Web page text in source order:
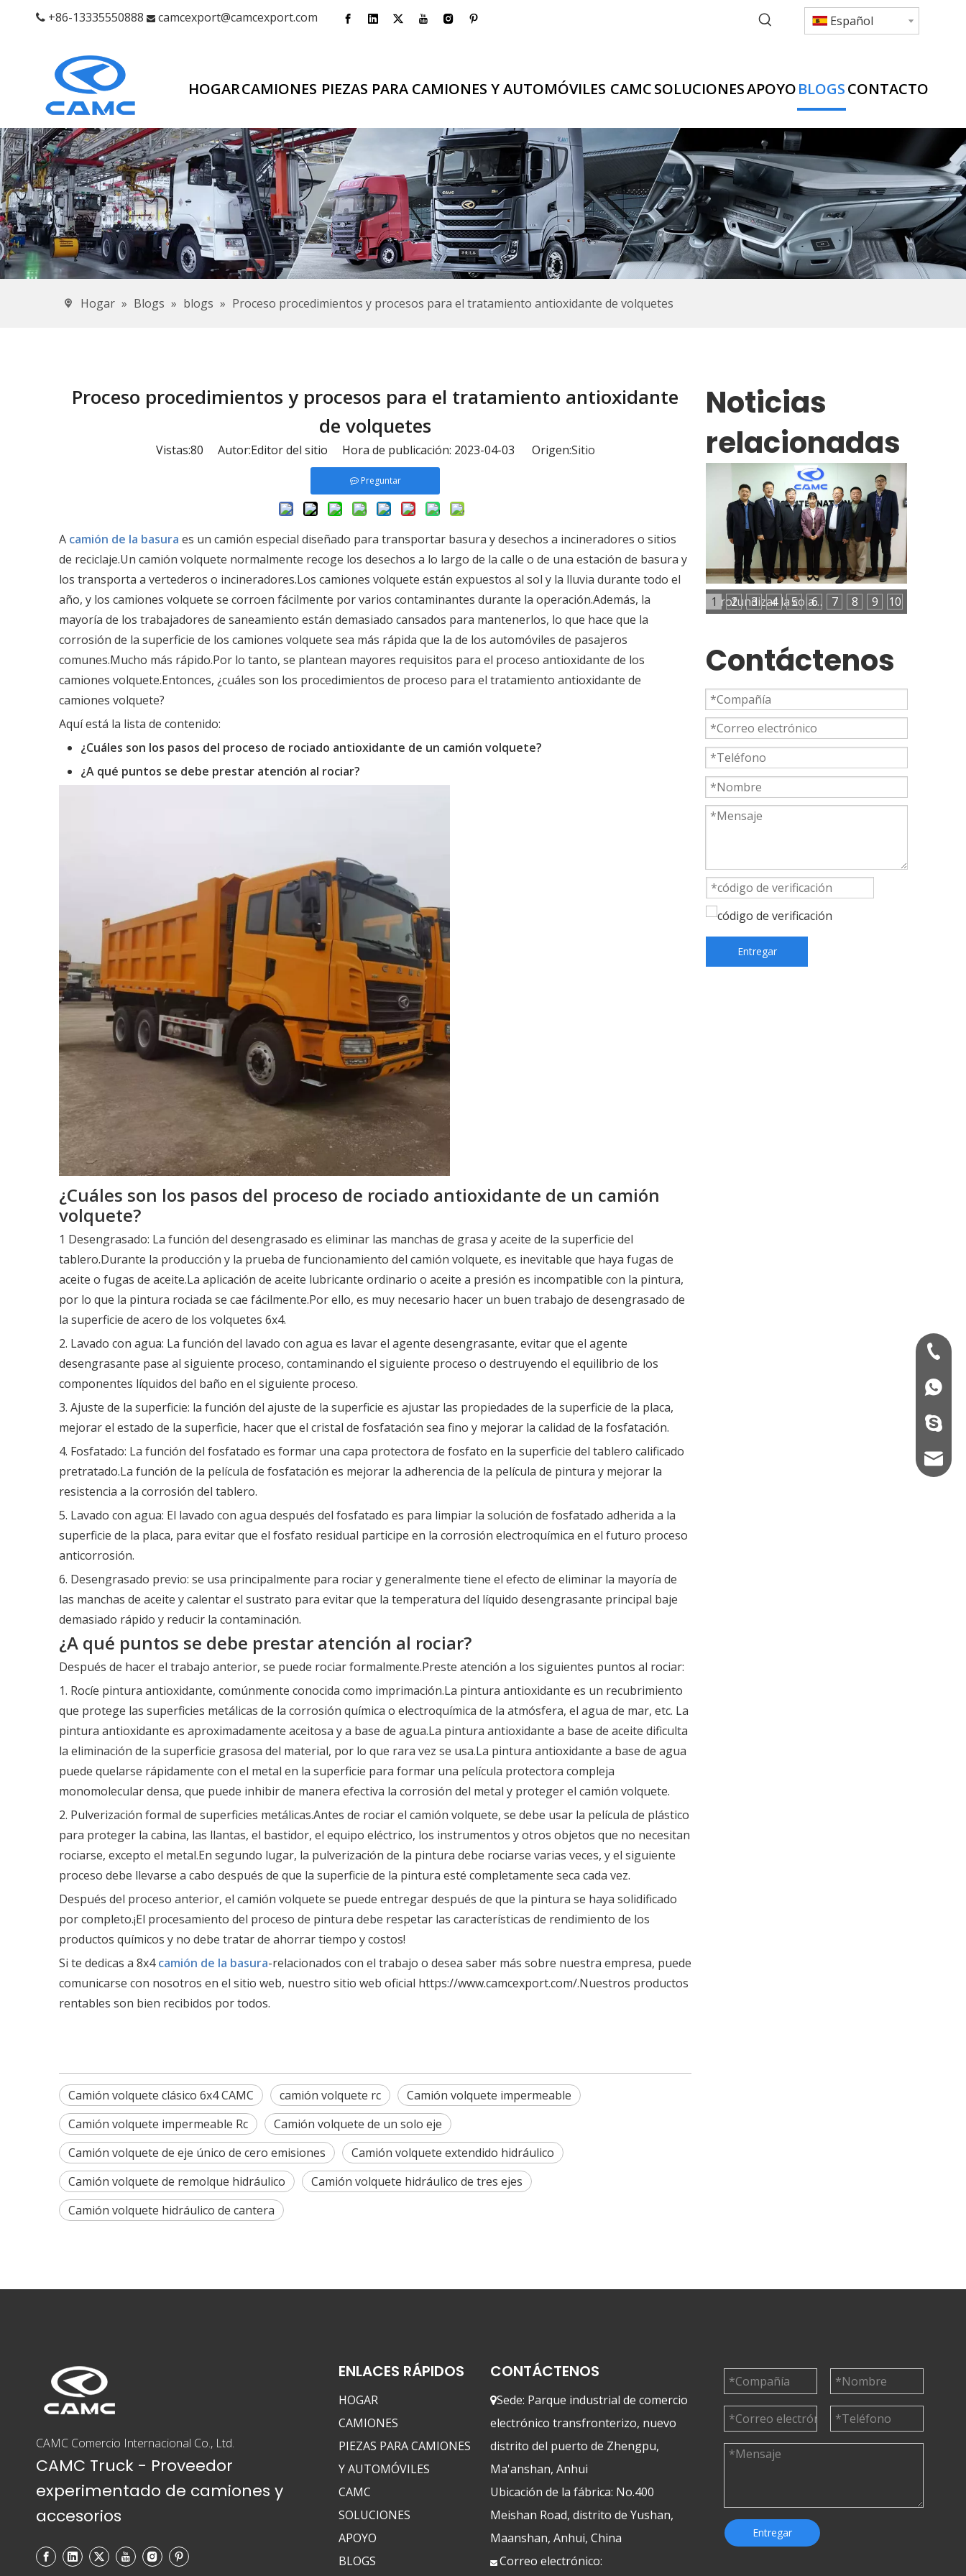
 +86-13335550888  camcexport@camcexport.com Español
HOGARCAMIONES PIEZAS PARA CAMIONES Y AUTOMÓVILES CAMCSOLUCIONESAPOYOBLOGSCONTACTO
Hogar » Blogs » blogs » Proceso procedimientos y procesos para el tratamiento antioxidante de volquetes
Proceso procedimientos y procesos para el tratamiento antioxidante
de volquetes
Vistas:80 Autor:Editor del sitio Hora de publicación: 2023-04-03 Origen:Sitio
Preguntar
A camión de la basura es un camión especial diseñado para transportar basura y desechos a incineradores o sitios
de reciclaje.Un camión volquete normalmente recoge los desechos a lo largo de la calle o de una estación de basura y
los transporta a vertederos o incineradores.Los camiones volquete están expuestos al sol y la lluvia durante todo el
año, y los camiones volquete se corroen fácilmente por varios contaminantes durante la operación.Además, la
mayoría de los trabajadores de saneamiento están demasiado cansados ​​para mantenerlos, lo que hace que la
corrosión de la superficie de los camiones volquete sea más rápida que la de los automóviles de pasajeros
comunes.Mucho más rápido.Por lo tanto, se plantean mayores requisitos para el proceso antioxidante de los
camiones volquete.Entonces, ¿cuáles son los procedimientos de proceso para el tratamiento antioxidante de
camiones volquete?
Aquí está la lista de contenido:
¿Cuáles son los pasos del proceso de rociado antioxidante de un camión volquete?
¿A qué puntos se debe prestar atención al rociar?
¿Cuáles son los pasos del proceso de rociado antioxidante de un camión
volquete?
1 Desengrasado: La función del desengrasado es eliminar las manchas de grasa y aceite de la superficie del
tablero.Durante la producción y la prueba de funcionamiento del camión volquete, es inevitable que haya fugas de
aceite o fugas de aceite.La aplicación de aceite lubricante ordinario o aceite a presión es incompatible con la pintura,
por lo que la pintura rociada se cae fácilmente.Por ello, es muy necesario hacer un buen trabajo de desengrasado de
la superficie de acero de los volquetes 6x4.
2. Lavado con agua: La función del lavado con agua es lavar el agente desengrasante, evitar que el agente
desengrasante pase al siguiente proceso, contaminando el siguiente proceso o destruyendo el equilibrio de los
componentes líquidos del baño en el siguiente proceso.
3. Ajuste de la superficie: la función del ajuste de la superficie es ajustar las propiedades de la superficie de la placa,
mejorar el estado de la superficie, hacer que el cristal de fosfatación sea fino y mejorar la calidad de la fosfatación.
4. Fosfatado: La función del fosfatado es formar una capa protectora de fosfato en la superficie del tablero calificado
pretratado.La función de la película de fosfatación es mejorar la adherencia de la película de pintura y mejorar la
resistencia a la corrosión del tablero.
5. Lavado con agua: El lavado con agua después del fosfatado es para limpiar la solución de fosfatado adherida a la
superficie de la placa, para evitar que el fosfato residual participe en la corrosión electroquímica en el futuro proceso
anticorrosión.
6. Desengrasado previo: se usa principalmente para rociar y generalmente tiene el efecto de eliminar la mayoría de
las manchas de aceite y calentar el sustrato para evitar que la temperatura del líquido desengrasante principal baje
demasiado rápido y reducir la contaminación.
¿A qué puntos se debe prestar atención al rociar?
Después de hacer el trabajo anterior, se puede rociar formalmente.Preste atención a los siguientes puntos al rociar:
1. Rocíe pintura antioxidante, comúnmente conocida como imprimación.La pintura antioxidante es un recubrimiento
que protege las superficies metálicas de la corrosión química o electroquímica de la atmósfera, el agua de mar, etc. La
pintura antioxidante es aproximadamente aceitosa y a base de agua.La pintura antioxidante a base de aceite dificulta
la eliminación de la superficie grasosa del material, por lo que rara vez se usa.La pintura antioxidante a base de agua
puede quelarse rápidamente con el metal en la superficie para formar una película protectora compleja
monomolecular densa, que puede inhibir de manera efectiva la corrosión del metal y proteger el camión volquete.
2. Pulverización formal de superficies metálicas.Antes de rociar el camión volquete, se debe usar la película de plástico
para proteger la cabina, las llantas, el bastidor, el equipo eléctrico, los instrumentos y otros objetos que no necesitan
rociarse, excepto el metal.En segundo lugar, la pulverización de la pintura debe rociarse varias veces, y el siguiente
proceso debe llevarse a cabo después de que la superficie de la pintura esté completamente seca cada vez.
Después del proceso anterior, el camión volquete se puede entregar después de que la pintura se haya solidificado
por completo.¡El procesamiento del proceso de pintura debe respetar las características de rendimiento de los
productos químicos y no debe tratar de ahorrar tiempo y costos!
Si te dedicas a 8x4camión de la basura-relacionados con el trabajo o desea saber más sobre nuestra empresa, puede
comunicarse con nosotros en el sitio web, nuestro sitio web oficial https://www.camcexport.com/.Nuestros productos
rentables son bien recibidos por todos.
Camión volquete clásico 6x4 CAMC camión volquete rc
Camión volquete impermeable
Camión volquete impermeable Rc
Camión volquete de un solo eje
Camión volquete de eje único de cero emisiones
Camión volquete extendido hidráulico
Camión volquete de remolque hidráulico
Camión volquete hidráulico de tres ejes
Camión volquete hidráulico de cantera
Noticias
relacionadas
1 2 3 4 5 6 7 8 9 10
Profundizar la colaboración entre el gobierno, las universidades y las empresas para potenciar el desarrollo del talento industrial
Contáctenos
Entregar
CAMC Comercio Internacional Co., Ltd.
CAMC Truck - Proveedor
experimentado de camiones y
accesorios
+86-
ENLACES RÁPIDOS
HOGAR
CAMIONES
PIEZAS PARA CAMIONES
Y AUTOMÓVILES
CAMC
SOLUCIONES
APOYO
BLOGS
CONTÁCTENOS
Sede: Parque industrial de comercio
electrónico transfronterizo, nuevo
distrito del puerto de Zhengpu,
Ma'anshan, Anhui
Ubicación de la fábrica: No.400
Meishan Road, distrito de Yushan,
Maanshan, Anhui, China
 Correo electrónico:
Entregar